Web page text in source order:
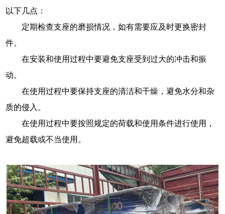
以下几点：
定期检查支座的磨损情况，如有需要应及时更换密封
件。
在安装和使用过程中要避免支座受到过大的冲击和振
动。
在使用过程中要保持支座的清洁和干燥，避免水分和杂
质的侵入。
在使用过程中要按照规定的荷载和使用条件进行使用，
避免超载或不当使用。